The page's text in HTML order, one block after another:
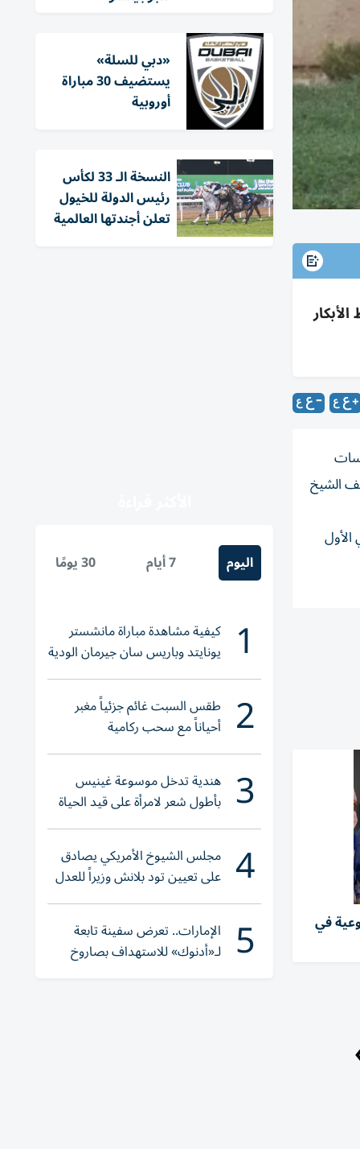
تفوز بشوط الأبكار
الشيخ
الأول
في
«دبي للسلة»
يستضيف 30 مباراة
أوروبية
النسخة الـ 33 لكأس
رئيس الدولة للخيول
تعلن أجندتها العالمية
اليوم 7 أيام 30 يومًا
1 كيفية مشاهدة مباراة مانشستر
يونايتد وباريس سان جيرمان الودية
والقنوات الناقلة
2 طقس السبت غائم جزئياً مغبر
أحياناً مع سحب ركامية
3 هندية تدخل موسوعة غينيس
بأطول شعر لامرأة على قيد الحياة
4 مجلس الشيوخ الأمريكي يصادق
على تعيين تود بلانش وزيراً للعدل
5 الإمارات.. تعرض سفينة تابعة
لـ«أدنوك» للاستهداف بصاروخ